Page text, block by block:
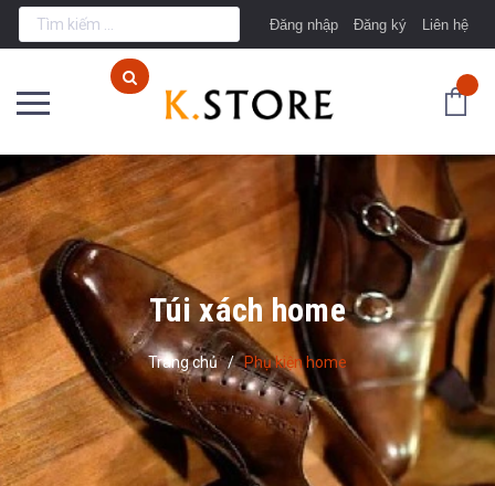
Đăng nhập Đăng ký Liên hệ
Túi xách home
Trang chủ / Phụ kiện home